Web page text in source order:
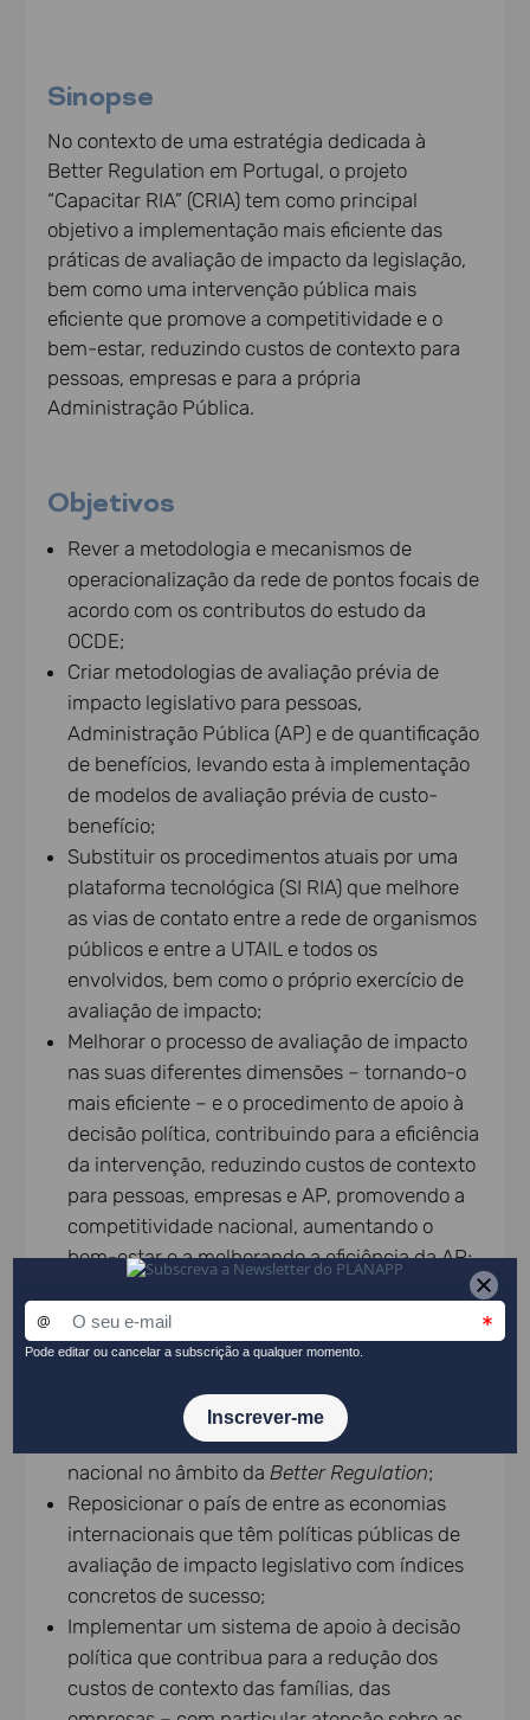
Sinopse
No contexto de uma estratégia dedicada à
Better Regulation em Portugal, o projeto
“Capacitar RIA” (CRIA) tem como principal
objetivo a implementação mais eficiente das
práticas de avaliação de impacto da legislação,
bem como uma intervenção pública mais
eficiente que promove a competitividade e o
bem-estar, reduzindo custos de contexto para
pessoas, empresas e para a própria
Administração Pública.
Objetivos
Rever a metodologia e mecanismos de
operacionalização da rede de pontos focais de
acordo com os contributos do estudo da
OCDE;
Criar metodologias de avaliação prévia de
impacto legislativo para pessoas,
Administração Pública (AP) e de quantificação
de benefícios, levando esta à implementação
de modelos de avaliação prévia de custo-
benefício;
Substituir os procedimentos atuais por uma
plataforma tecnológica (SI RIA) que melhore
as vias de contato entre a rede de organismos
públicos e entre a UTAIL e todos os
envolvidos, bem como o próprio exercício de
avaliação de impacto;
Melhorar o processo de avaliação de impacto
nas suas diferentes dimensões – tornando-o
mais eficiente – e o procedimento de apoio à
decisão política, contribuindo para a eficiência
da intervenção, reduzindo custos de contexto
para pessoas, empresas e AP, promovendo a
competitividade nacional, aumentando o
bem-estar e a melhorando a eficiência da AP;
exercício de avaliação de impacto;
Alinhar a prestação do serviço com base no
Comissão Europeia, adotando uma
ferramenta essencial para a estratégia
nacional no âmbito da Better Regulation;
Reposicionar o país de entre as economias
internacionais que têm políticas públicas de
avaliação de impacto legislativo com índices
concretos de sucesso;
Implementar um sistema de apoio à decisão
política que contribua para a redução dos
custos de contexto das famílias, das